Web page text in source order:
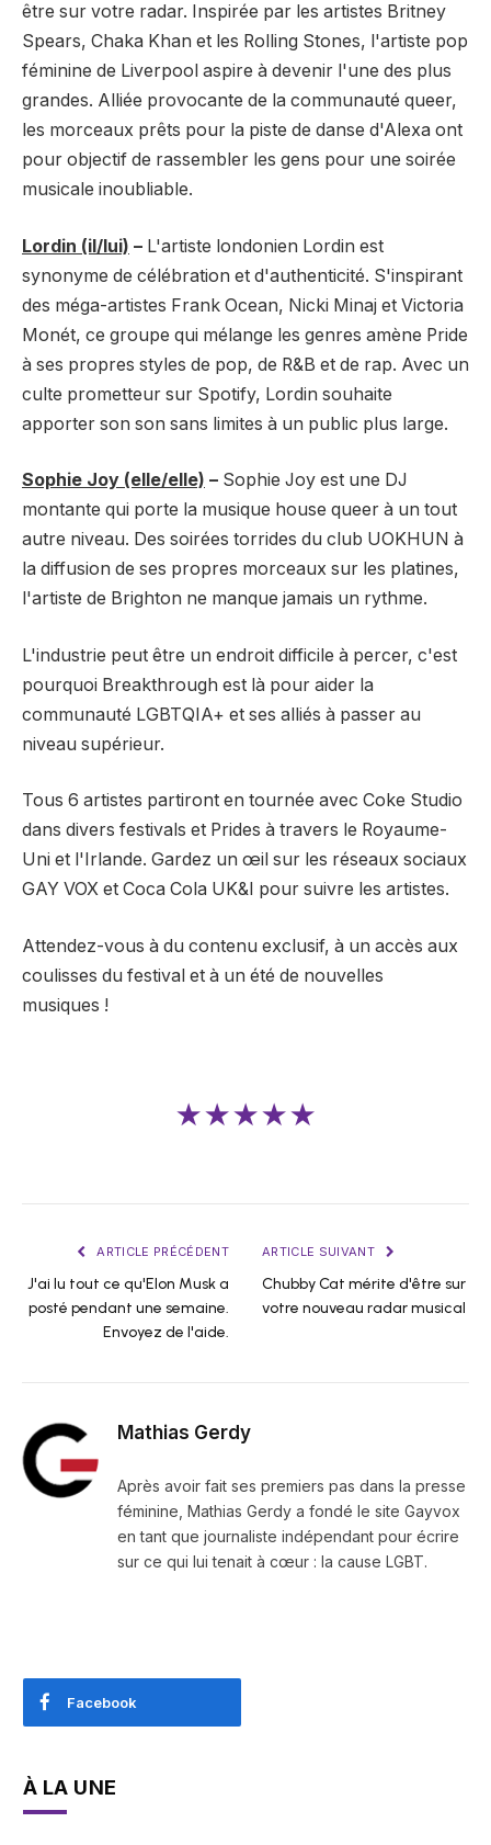
être sur votre radar. Inspirée par les artistes Britney
Spears, Chaka Khan et les Rolling Stones, l'artiste pop
féminine de Liverpool aspire à devenir l'une des plus
grandes. Alliée provocante de la communauté queer,
les morceaux prêts pour la piste de danse d'Alexa ont
pour objectif de rassembler les gens pour une soirée
musicale inoubliable.
Lordin (il/lui) – L'artiste londonien Lordin est
synonyme de célébration et d'authenticité. S'inspirant
des méga-artistes Frank Ocean, Nicki Minaj et Victoria
Monét, ce groupe qui mélange les genres amène Pride
à ses propres styles de pop, de R&B et de rap. Avec un
culte prometteur sur Spotify, Lordin souhaite
apporter son son sans limites à un public plus large.
Sophie Joy (elle/elle) – Sophie Joy est une DJ
montante qui porte la musique house queer à un tout
autre niveau. Des soirées torrides du club UOKHUN à
la diffusion de ses propres morceaux sur les platines,
l'artiste de Brighton ne manque jamais un rythme.
L'industrie peut être un endroit difficile à percer, c'est
pourquoi Breakthrough est là pour aider la
communauté LGBTQIA+ et ses alliés à passer au
niveau supérieur.⁠
Tous 6 artistes partiront en tournée avec Coke Studio
dans divers festivals et Prides à travers le Royaume-
Uni et l'Irlande. Gardez un œil sur les réseaux sociaux
GAY VOX et Coca Cola UK&I pour suivre les artistes.
Attendez-vous à du contenu exclusif, à un accès aux
coulisses du festival et à un été de nouvelles
musiques !
★★★★★
ARTICLE PRÉCÉDENT
J'ai lu tout ce qu'Elon Musk a
posté pendant une semaine.
Envoyez de l'aide.
ARTICLE SUIVANT
Chubby Cat mérite d'être sur
votre nouveau radar musical
Mathias Gerdy
Après avoir fait ses premiers pas dans la presse
féminine, Mathias Gerdy a fondé le site Gayvox
en tant que journaliste indépendant pour écrire
sur ce qui lui tenait à cœur : la cause LGBT.
Facebook
À LA UNE